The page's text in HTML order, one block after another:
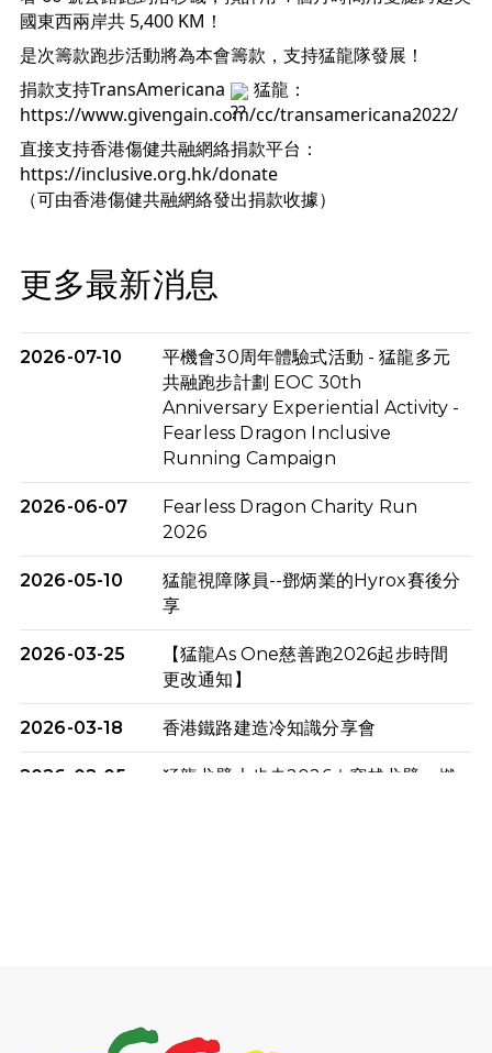
國東西兩岸共 5,400 KM！
是次籌款跑步活動將為本會籌款，支持猛龍隊發展！
捐款支持TransAmericana
猛龍：
https://www.givengain.com/cc/transamericana2022/
直接支持香港傷健共融網絡捐款平台：
https://inclusive.org.hk/donate
（可由香港傷健共融網絡發出捐款收據）
更多最新消息
2026-07-10
平機會30周年體驗式活動 - 猛龍多元
共融跑步計劃 EOC 30th
Anniversary Experiential Activity -
Fearless Dragon Inclusive
Running Campaign
2026-06-07
Fearless Dragon Charity Run
2026
2026-05-10
猛龍視障隊員--鄧炳業的Hyrox賽後分
享
2026-03-25
【猛龍As One慈善跑2026起步時間
更改通知】
2026-03-18 香港鐵路建造冷知識分享會
2026-02-05
猛龍戈壁大步走2026｜穿越戈壁．燃